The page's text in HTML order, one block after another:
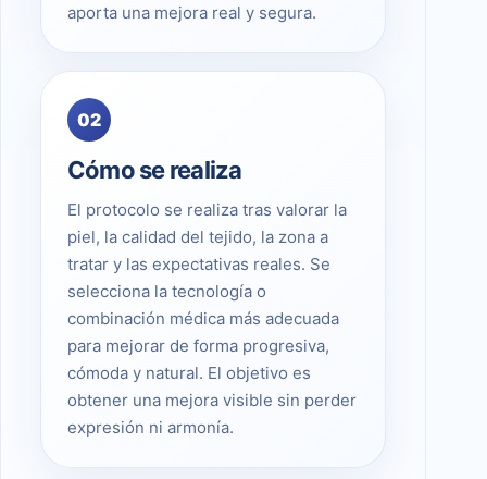
aporta una mejora real y segura.
02
Cómo se realiza
El protocolo se realiza tras valorar la
piel, la calidad del tejido, la zona a
tratar y las expectativas reales. Se
selecciona la tecnología o
combinación médica más adecuada
para mejorar de forma progresiva,
cómoda y natural. El objetivo es
obtener una mejora visible sin perder
expresión ni armonía.